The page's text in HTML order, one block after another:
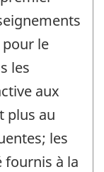
le
les
aux
plus au
les
à la